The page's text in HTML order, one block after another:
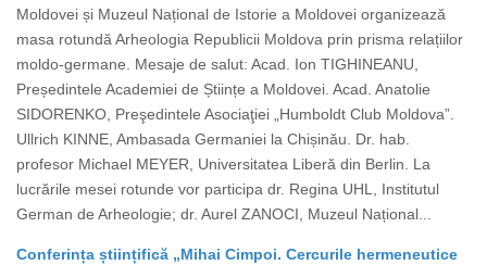
Moldovei și Muzeul Național de Istorie a Moldovei organizează
masa rotundă Arheologia Republicii Moldova prin prisma relațiilor
moldo-germane. Mesaje de salut: Acad. Ion TIGHINEANU,
Președintele Academiei de Științe a Moldovei. Acad. Anatolie
SIDORENKO, Preşedintele Asociaţiei „Humboldt Club Moldova”.
Ullrich KINNE, Ambasada Germaniei la Chișinău. Dr. hab.
profesor Michael MEYER, Universitatea Liberă din Berlin. La
lucrările mesei rotunde vor participa dr. Regina UHL, Institutul
German de Arheologie; dr. Aurel ZANOCI, Muzeul Național...
Conferința științifică „Mihai Cimpoi. Cercurile hermeneutice